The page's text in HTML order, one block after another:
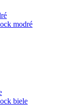
modré
biele